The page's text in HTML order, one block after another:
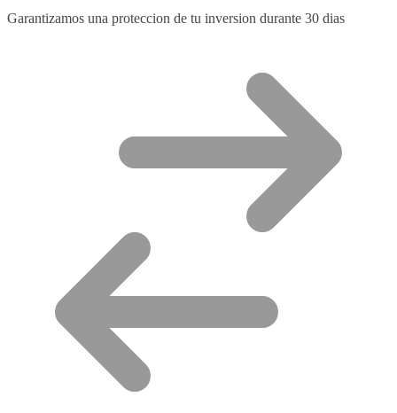
Garantizamos una proteccion de tu inversion durante 30 dias